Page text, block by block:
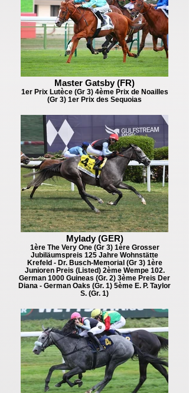
Master Gatsby (FR)
1er Prix Lutèce (Gr 3) 4ème Prix de Noailles
(Gr 3) 1er Prix des Sequoias
Mylady (GER)
1ère The Very One (Gr 3) 1ère Grosser
Jubiläumspreis 125 Jahre Wohnstätte
Krefeld - Dr. Busch-Memorial (Gr 3) 1ère
Junioren Preis (Listed) 2ème Wempe 102.
German 1000 Guineas (Gr. 2) 3ème Preis Der
Diana - German Oaks (Gr. 1) 5ème E. P. Taylor
S. (Gr. 1)